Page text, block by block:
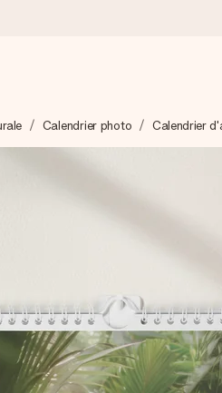
l’envoyons en un éclair – pour
attribuent une note de 4,7 sur
étapes – avec son prénom, votre
Calendrier photo Calendrier